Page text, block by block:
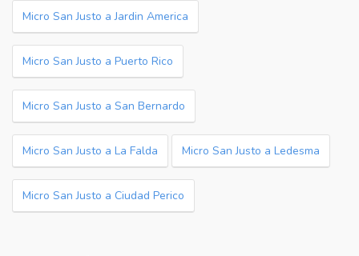
Micro San Justo a Jardin America
Micro San Justo a Puerto Rico
Micro San Justo a San Bernardo
Micro San Justo a La Falda Micro San Justo a Ledesma
Micro San Justo a Ciudad Perico